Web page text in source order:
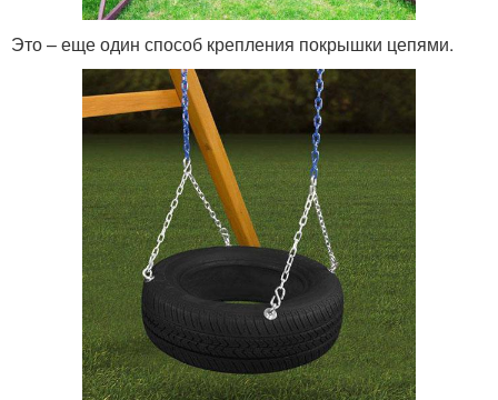
Это – еще один способ крепления покрышки цепями.